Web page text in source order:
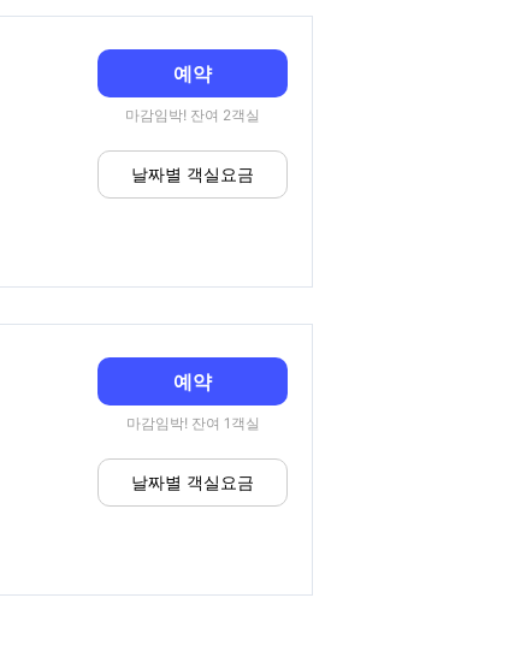
예약
마감임박! 잔여 2객실
날짜별 객실요금
예약
마감임박! 잔여 1객실
날짜별 객실요금